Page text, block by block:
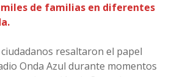
de familias en diferentes
resaltaron el papel
Onda Azul durante momentos